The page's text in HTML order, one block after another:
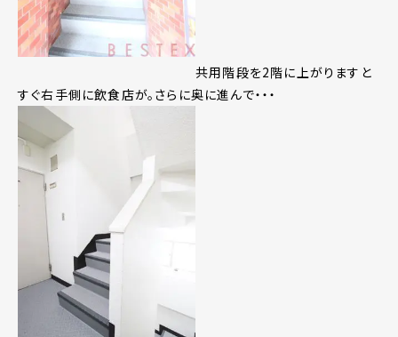
共用階段を2階に上がりますと
すぐ右手側に飲食店が。さらに奥に進んで・・・